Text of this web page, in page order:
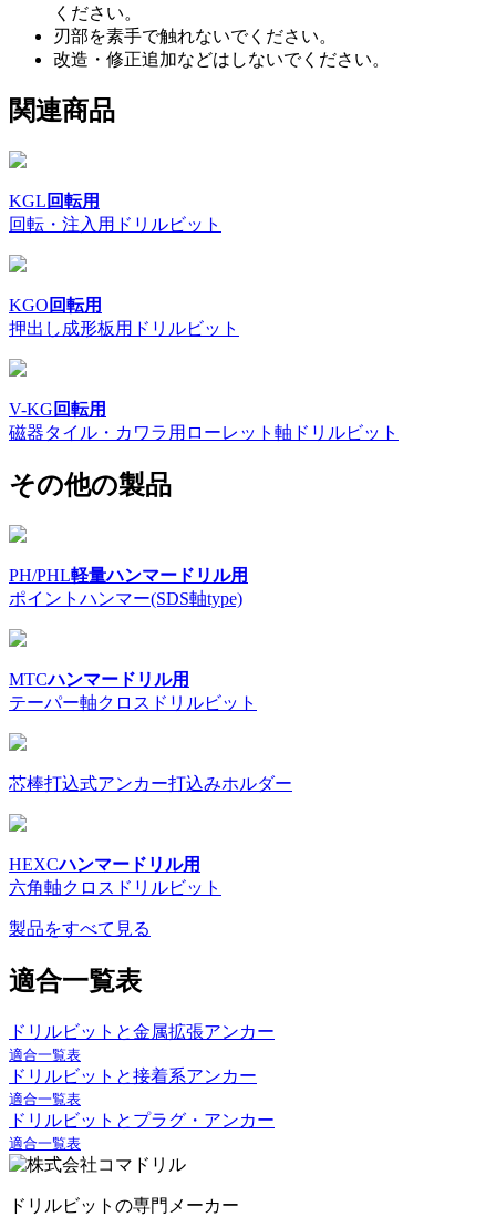
ください。
刃部を素手で触れないでください。
改造・修正追加などはしないでください。
関連商品
KGL 回転用
回転・注入用ドリルビット
KGO 回転用
押出し成形板用ドリルビット
V-KG 回転用
磁器タイル・カワラ用ローレット軸ドリルビット
その他の製品
PH/PHL軽量ハンマードリル用
ポイントハンマー(SDS軸type)
MTCハンマードリル用
テーパー軸クロスドリルビット
芯棒打込式アンカー打込みホルダー
HEXCハンマードリル用
六角軸クロスドリルビット
製品をすべて見る
適合一覧表
ドリルビットと金属拡張アンカー
適合一覧表
ドリルビットと接着系アンカー
適合一覧表
ドリルビットとプラグ・アンカー
適合一覧表
ドリルビットの専門メーカー